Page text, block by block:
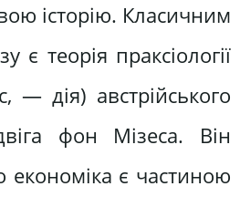
історію. Класичним
є теорія праксіології
— дія) австрійського
фон Мізеса. Він
економіка є частиною